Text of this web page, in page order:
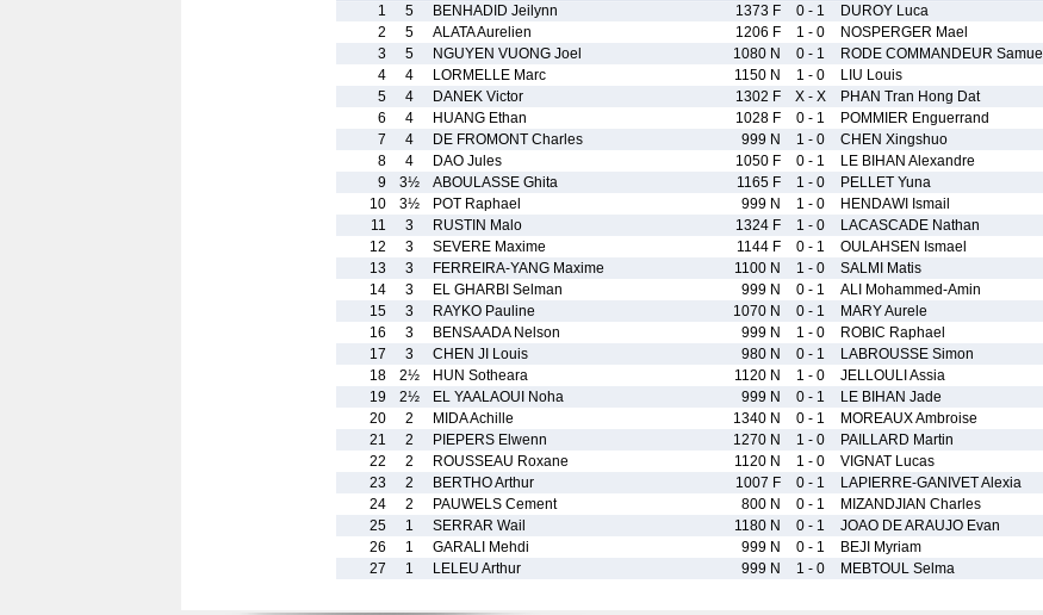
1
5 BENHADID Jeilynn 1373 F 0 - 1 DUROY Luca
2
5 ALATA Aurelien 1206 F 1 - 0 NOSPERGER Mael
3
5 NGUYEN VUONG Joel 1080 N 0 - 1 RODE COMMANDEUR Samuel
4
4 LORMELLE Marc 1150 N 1 - 0 LIU Louis
5
4 DANEK Victor 1302 F X - X PHAN Tran Hong Dat
6
4 HUANG Ethan 1028 F 0 - 1 POMMIER Enguerrand
7
4 DE FROMONT Charles 999 N 1 - 0 CHEN Xingshuo
8
4 DAO Jules 1050 F 0 - 1 LE BIHAN Alexandre
9
3½ ABOULASSE Ghita 1165 F 1 - 0 PELLET Yuna
10
3½ POT Raphael 999 N 1 - 0 HENDAWI Ismail
11
3 RUSTIN Malo 1324 F 1 - 0 LACASCADE Nathan
12
3 SEVERE Maxime 1144 F 0 - 1 OULAHSEN Ismael
13
3 FERREIRA-YANG Maxime 1100 N 1 - 0 SALMI Matis
14
3 EL GHARBI Selman 999 N 0 - 1 ALI Mohammed-Amin
15
3 RAYKO Pauline 1070 N 0 - 1 MARY Aurele
16
3 BENSAADA Nelson 999 N 1 - 0 ROBIC Raphael
17
3 CHEN JI Louis 980 N 0 - 1 LABROUSSE Simon
18
2½ HUN Sotheara 1120 N 1 - 0 JELLOULI Assia
19
2½ EL YAALAOUI Noha 999 N 0 - 1 LE BIHAN Jade
20
2 MIDA Achille 1340 N 0 - 1 MOREAUX Ambroise
21
2 PIEPERS Elwenn 1270 N 1 - 0 PAILLARD Martin
22
2 ROUSSEAU Roxane 1120 N 1 - 0 VIGNAT Lucas
23
2 BERTHO Arthur 1007 F 0 - 1 LAPIERRE-GANIVET Alexia
24
2 PAUWELS Cement 800 N 0 - 1 MIZANDJIAN Charles
25
1 SERRAR Wail 1180 N 0 - 1 JOAO DE ARAUJO Evan
26
1 GARALI Mehdi 999 N 0 - 1 BEJI Myriam
27
1 LELEU Arthur 999 N 1 - 0 MEBTOUL Selma